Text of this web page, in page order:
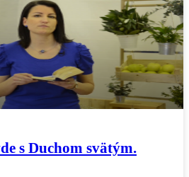
s Duchom svätým.